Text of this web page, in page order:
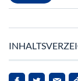
US-